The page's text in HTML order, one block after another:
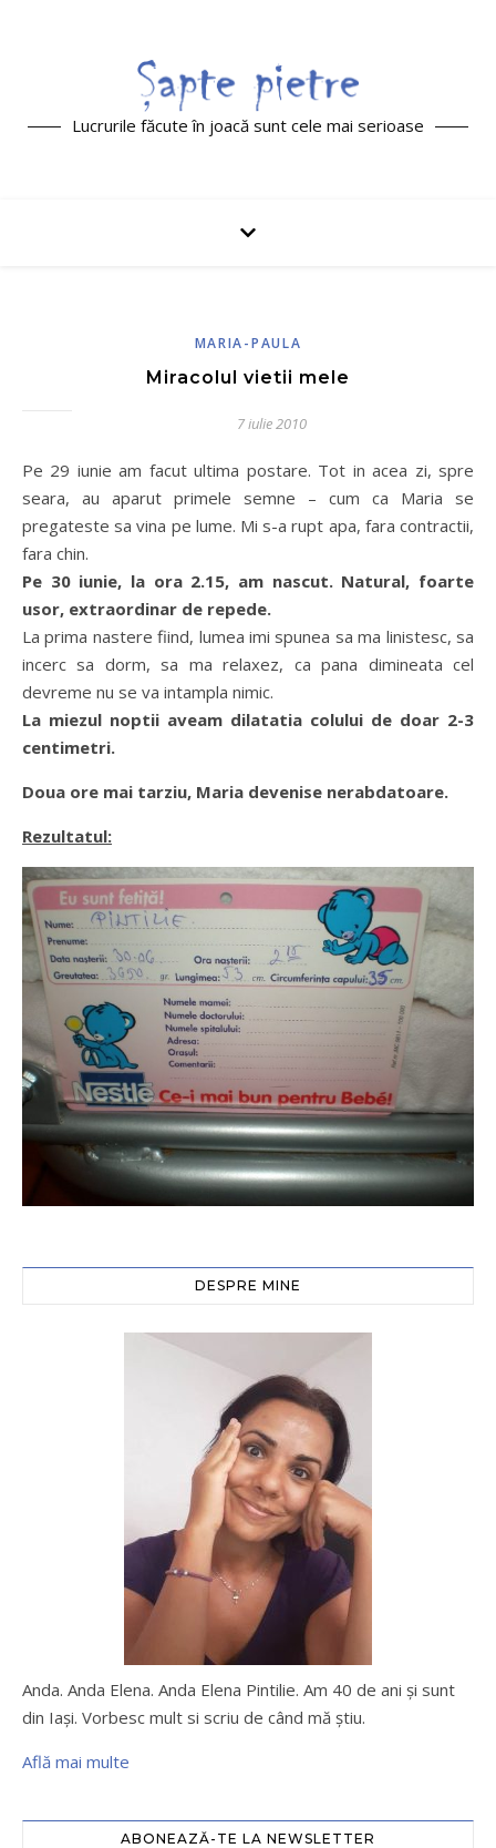
Lucrurile făcute în joacă sunt cele mai serioase
MARIA-PAULA
Miracolul vietii mele
7 iulie 2010
Pe 29 iunie am facut ultima postare. Tot in acea zi, spre
seara, au aparut primele semne – cum ca Maria se
pregateste sa vina pe lume. Mi s-a rupt apa, fara contractii,
fara chin.
Pe 30 iunie, la ora 2.15, am nascut. Natural, foarte
usor, extraordinar de repede.
La prima nastere fiind, lumea imi spunea sa ma linistesc, sa
incerc sa dorm, sa ma relaxez, ca pana dimineata cel
devreme nu se va intampla nimic.
La miezul noptii aveam dilatatia colului de doar 2-3
centimetri.
Doua ore mai tarziu, Maria devenise nerabdatoare.
Rezultatul:
DESPRE MINE
Anda. Anda Elena. Anda Elena Pintilie. Am 40 de ani şi sunt
din Iaşi. Vorbesc mult si scriu de când mă ştiu.
Află mai multe
ABONEAZĂ-TE LA NEWSLETTER